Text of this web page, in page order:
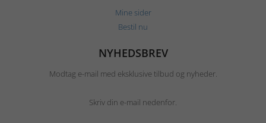
Mine sider
Bestil nu
NYHEDSBREV
Modtag e-mail med eksklusive tilbud og nyheder.
Skriv din e-mail nedenfor.